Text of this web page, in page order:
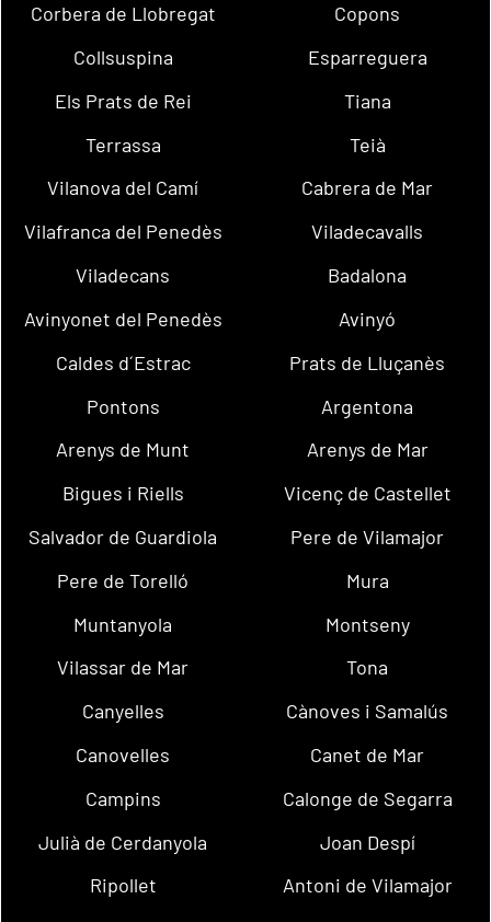
Corbera de Llobregat
Copons
Collsuspina
Esparreguera
Els Prats de Rei
Tiana
Terrassa
Teià
Vilanova del Camí
Cabrera de Mar
Vilafranca del Penedès
Viladecavalls
Viladecans
Badalona
Avinyonet del Penedès
Avinyó
Caldes d´Estrac
Prats de Lluçanès
Pontons
Argentona
Arenys de Munt
Arenys de Mar
Bigues i Riells
Vicenç de Castellet
Salvador de Guardiola
Pere de Vilamajor
Pere de Torelló
Mura
Muntanyola
Montseny
Vilassar de Mar
Tona
Canyelles
Cànoves i Samalús
Canovelles
Canet de Mar
Campins
Calonge de Segarra
Julià de Cerdanyola
Joan Despí
Ripollet
Antoni de Vilamajor